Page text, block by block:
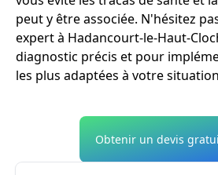
peut y être associée. N'hésitez
expert à Hadancourt-le-Haut-
diagnostic précis et pour
les plus adaptées à votre
Obtenir un devis